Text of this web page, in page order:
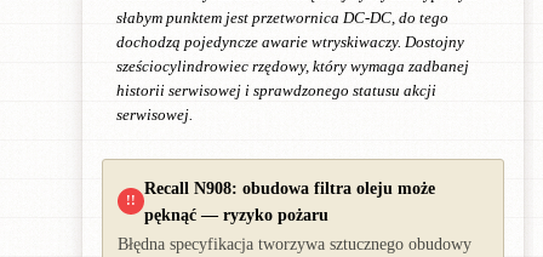
słabym punktem jest przetwornica DC-DC, do tego
dochodzą pojedyncze awarie wtryskiwaczy. Dostojny
sześciocylindrowiec rzędowy, który wymaga zadbanej
historii serwisowej i sprawdzonego statusu akcji
serwisowej.
!!
Recall N908: obudowa filtra oleju może
pęknąć — ryzyko pożaru
Błędna specyfikacja tworzywa sztucznego obudowy